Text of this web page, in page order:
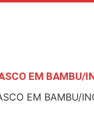
EM BAMBU/
EM BAMBU/